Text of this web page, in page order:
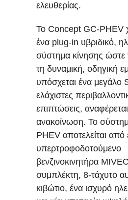
ελευθερίας.
Το Concept GC-PHEV
ένα plug-in υβριδικό,
σύστημα κίνησης ώστε
τη δυναμική, οδηγική
υπόσχεται ένα μεγάλο
ελάχιστες
επιπτώσεις,
ανακοίνωση. Το
PHEV αποτελείται
υπερτροφοδοτούμενο
βενζινοκινητήρα
συμπλέκτη, 8-τάχυτο
κιβώτιο, ένα ισχυρό